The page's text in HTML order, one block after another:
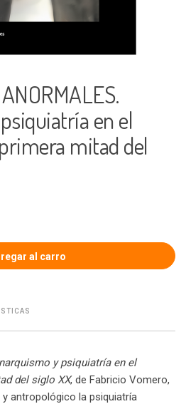
en el
mitad del
y psiquiatría en el
del siglo XX, de Fabricio Vomero,
antropológico la psiquiatría